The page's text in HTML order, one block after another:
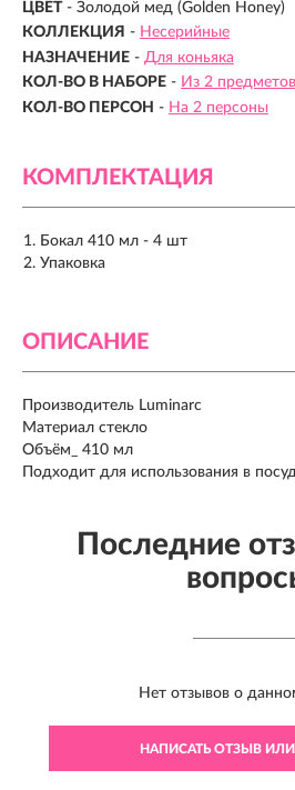
ЦВЕТ - Золодой мед (Golden Honey)
КОЛЛЕКЦИЯ - Несерийные
НАЗНАЧЕНИЕ - Для коньяка
КОЛ-ВО В НАБОРЕ - Из 2 предметов
КОЛ-ВО ПЕРСОН - На 2 персоны
КОМПЛЕКТАЦИЯ
Бокал 410 мл - 4 шт
Упаковка
ОПИСАНИЕ
Производитель Luminarc
Материал стекло
Объём_ 410 мл
Подходит для использования в
Последние
Нет отзывов о
НАПИСАТЬ ОТЗЫВ